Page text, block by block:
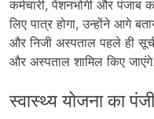
कर्मचारी, पेंशनभोगी और पंजाब
लिए पात्र होगा, उन्होंने आगे
और निजी अस्पताल पहले ही
और अस्पताल शामिल किए जाएंगे.
स्वास्थ्य योजना का